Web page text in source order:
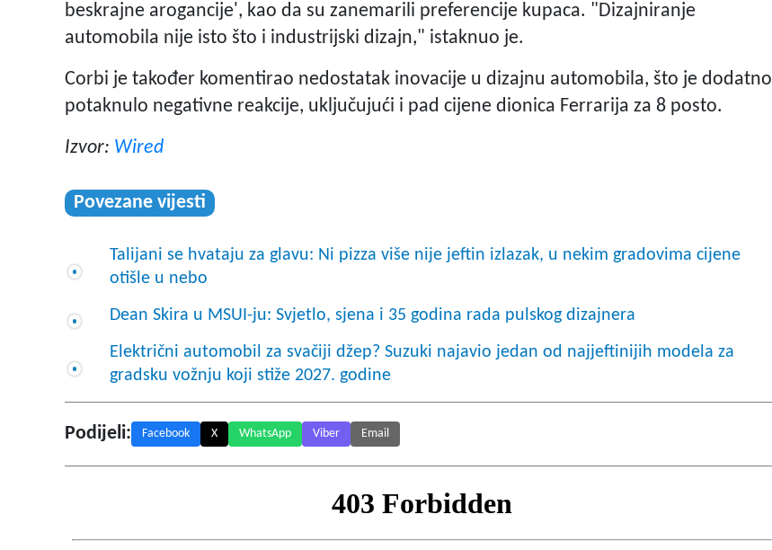
beskrajne arogancije', kao da su zanemarili preferencije kupaca. "Dizajniranje
automobila nije isto što i industrijski dizajn," istaknuo je.
Corbi je također komentirao nedostatak inovacije u dizajnu automobila, što je dodatno
potaknulo negativne reakcije, uključujući i pad cijene dionica Ferrarija za 8 posto.
Izvor: Wired
Povezane vijesti
Talijani se hvataju za glavu: Ni pizza više nije jeftin izlazak, u nekim gradovima cijene
otišle u nebo
Dean Skira u MSUI-ju: Svjetlo, sjena i 35 godina rada pulskog dizajnera
Električni automobil za svačiji džep? Suzuki najavio jedan od najjeftinijih modela za
gradsku vožnju koji stiže 2027. godine
Podijeli: Facebook X WhatsApp Viber Email